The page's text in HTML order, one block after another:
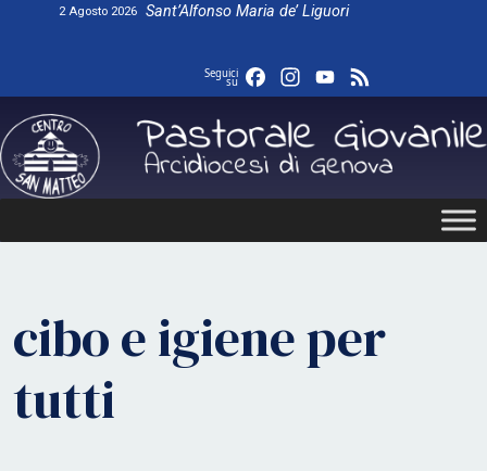
2 Agosto 2026 Sant’Alfonso Maria de’ Liguori
Seguici
su FacebookInstagram
YouTube
cibo e igiene per
tutti